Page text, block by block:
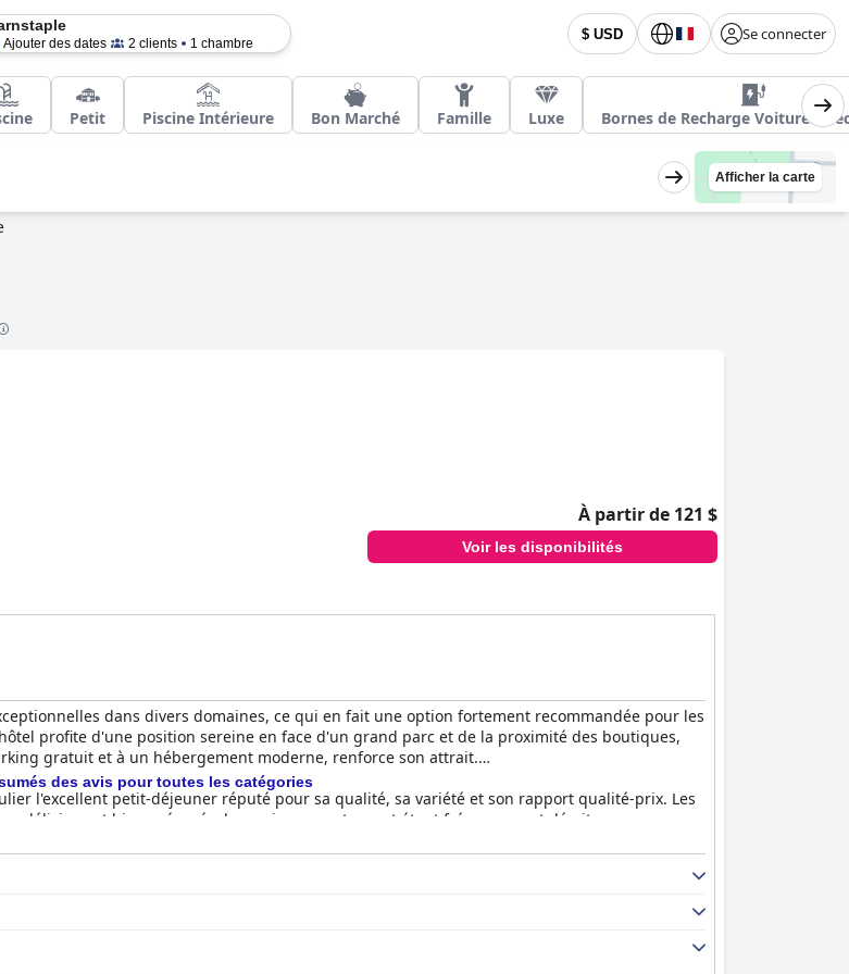
$ USD Se connecter
Ajouter des dates 2 clients 1 chambre
Petit Piscine Intérieure Bon Marché Famille Luxe Bornes de Recharge Voitures
Afficher la carte
À partir de 121 $
Voir les disponibilités
dans divers domaines, ce qui en fait une option fortement recommandée pour les
profite d'une position sereine en face d'un grand parc et de la proximité des boutiques,
gratuit et à un hébergement moderne, renforce son attrait.
l'excellent petit-déjeuner réputé pour sa qualité, sa variété et son rapport qualité-prix. Les
délicieux et bien préparés, le service au restaurant étant fréquemment décrit comme
qui correspond aux normes de propreté élevées de l'hôtel qui s'étendent à tous les espaces
moderne contribuent de manière significative aux expériences positives des clients.
son professionnalisme et sa gentillesse, garantissant que les clients se sentent extrêmement
aux familles, faisant de l'hôtel un choix approprié pour ceux qui voyagent avec des
des avis pour toutes les catégories